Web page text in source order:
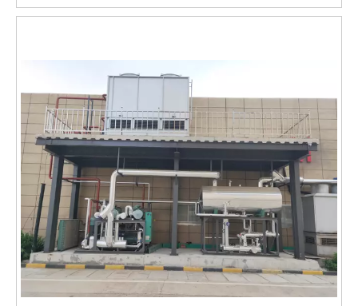
սառնարանային համակարգով բոլոր տեսակի